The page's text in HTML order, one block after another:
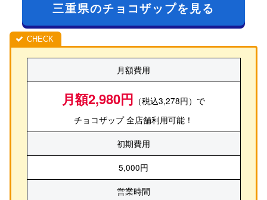
三重県のチョコザップを見る
月額費用
月額2,980円 （税込3,278円）で
チョコザップ 全店舗利用可能！
初期費用
5,000円
営業時間